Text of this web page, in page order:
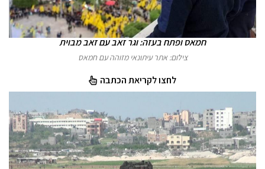
חמאס ופתח בעזה: וגר זאב עם זאב מבוית
צילום: אתר עיתונאי מזוהה עם חמאס
לחצו לקריאת הכתבה